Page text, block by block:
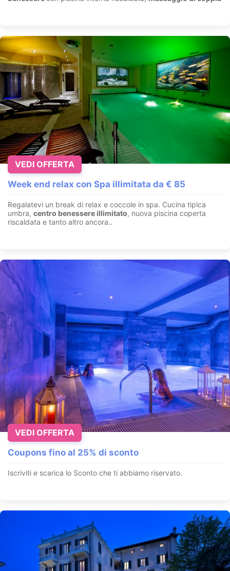
Week end relax con Spa illimitata da € 85
Regalatevi un break di relax e coccole in spa. Cucina tipica
umbra, centro benessere illimitato, nuova piscina coperta
riscaldata e tanto altro ancora..
VEDI OFFERTA
Coupons fino al 25% di sconto
Iscriviti e scarica lo Sconto che ti abbiamo riservato.
VEDI OFFERTA